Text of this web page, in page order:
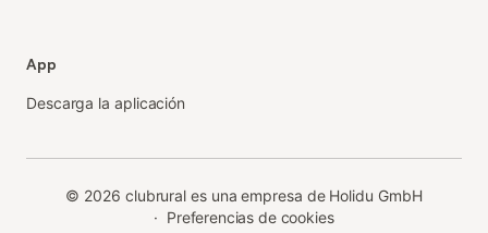
App
Descarga la aplicación
© 2026 clubrural es una empresa de Holidu GmbH
· Preferencias de cookies